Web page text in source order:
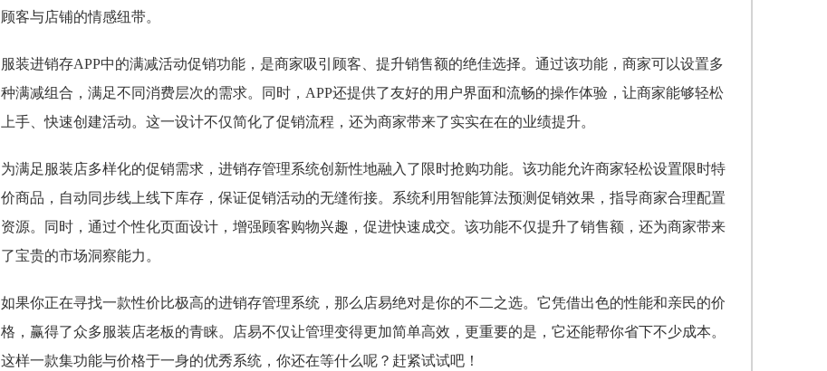
顾客与店铺的情感纽带。
服装进销存APP中的满减活动促销功能，是商家吸引顾客、提升销售额的绝佳选择。通过该功能，商家可以设置多
种满减组合，满足不同消费层次的需求。同时，APP还提供了友好的用户界面和流畅的操作体验，让商家能够轻松
上手、快速创建活动。这一设计不仅简化了促销流程，还为商家带来了实实在在的业绩提升。
为满足服装店多样化的促销需求，进销存管理系统创新性地融入了限时抢购功能。该功能允许商家轻松设置限时特
价商品，自动同步线上线下库存，保证促销活动的无缝衔接。系统利用智能算法预测促销效果，指导商家合理配置
资源。同时，通过个性化页面设计，增强顾客购物兴趣，促进快速成交。该功能不仅提升了销售额，还为商家带来
了宝贵的市场洞察能力。
如果你正在寻找一款性价比极高的进销存管理系统，那么店易绝对是你的不二之选。它凭借出色的性能和亲民的价
格，赢得了众多服装店老板的青睐。店易不仅让管理变得更加简单高效，更重要的是，它还能帮你省下不少成本。
这样一款集功能与价格于一身的优秀系统，你还在等什么呢？赶紧试试吧！